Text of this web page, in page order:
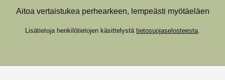
Aitoa vertaistukea perhearkeen, lempeästi myötäeläen
Lisätietoja henkilötietojen käsittelystä tietosuojaselosteesta